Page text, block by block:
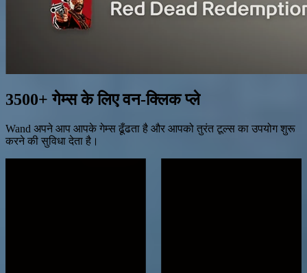
3500+ गेम्स के लिए वन-क्लिक प्ले
Wand अपने आप आपके गेम्स ढूँढता है और आपको तुरंत टूल्स का उपयोग शुरू
करने की सुविधा देता है।